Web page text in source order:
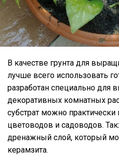
В качестве грунта для
лучше всего использовать
разработан специально для
декоративных комнатных
субстрат можно
цветоводов и садоводов.
дренажный слой, который
керамзита.